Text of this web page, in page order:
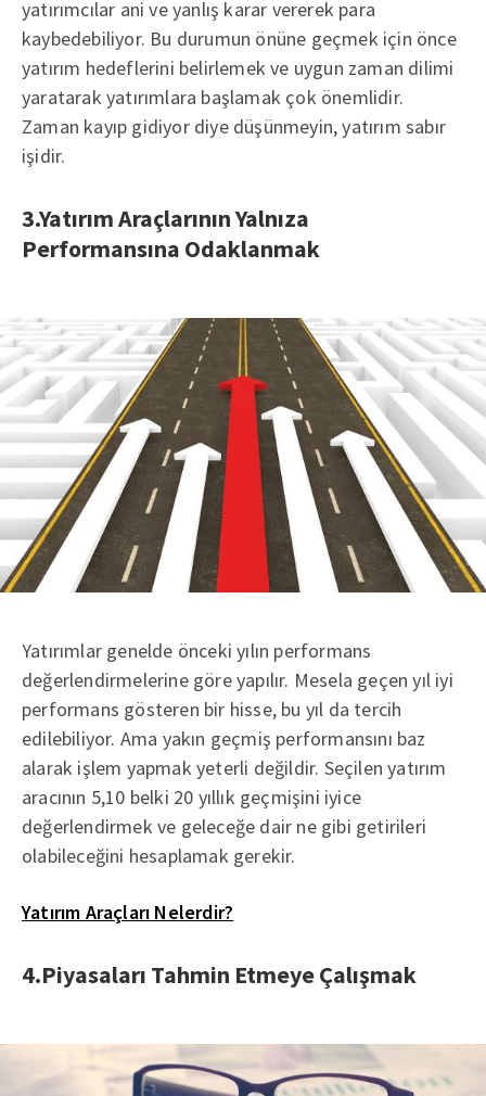
yatırımcılar ani ve yanlış karar vererek para
kaybedebiliyor. Bu durumun önüne geçmek için önce
yatırım hedeflerini belirlemek ve uygun zaman dilimi
yaratarak yatırımlara başlamak çok önemlidir.
Zaman kayıp gidiyor diye düşünmeyin, yatırım sabır
işidir.
3.Yatırım Araçlarının Yalnıza
Performansına Odaklanmak
Yatırımlar genelde önceki yılın performans
değerlendirmelerine göre yapılır. Mesela geçen yıl iyi
performans gösteren bir hisse, bu yıl da tercih
edilebiliyor. Ama yakın geçmiş performansını baz
alarak işlem yapmak yeterli değildir. Seçilen yatırım
aracının 5,10 belki 20 yıllık geçmişini iyice
değerlendirmek ve geleceğe dair ne gibi getirileri
olabileceğini hesaplamak gerekir.
Yatırım Araçları Nelerdir?
4.Piyasaları Tahmin Etmeye Çalışmak